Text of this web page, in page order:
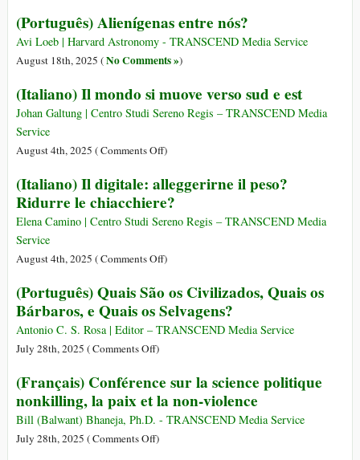
(Português) Alienígenas entre nós?
Avi Loeb | Harvard Astronomy - TRANSCEND Media Service
August 18th, 2025 (No Comments »)
(Italiano) Il mondo si muove verso sud e est
Johan Galtung | Centro Studi Sereno Regis – TRANSCEND Media
Service
August 4th, 2025 (Comments Offon
Il
mondo
si
verso
e
est
)
(Italiano) Il digitale: alleggerirne il peso?
Ridurre le chiacchiere?
Elena Camino | Centro Studi Sereno Regis – TRANSCEND Media
Service
August 4th, 2025 (Comments Offon
Il
digitale:
alleggerirne
Ridurre
le
chiacchiere?
)
(Português) Quais São os Civilizados, Quais os
Bárbaros, e Quais os Selvagens?
Antonio C. S. Rosa | Editor – TRANSCEND Media Service
July 28th, 2025 (Comments Offon
Quais
São
os
Civilizados,
)
(Français) Conférence sur la science politique
nonkilling, la paix et la non-violence
Bill (Balwant) Bhaneja, Ph.D. - TRANSCEND Media Service
July 28th, 2025 (Comments Offon)